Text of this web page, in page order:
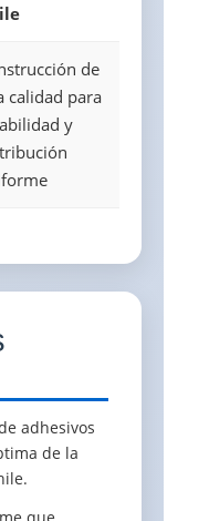
de
calidad para
y
adhesivos
de la